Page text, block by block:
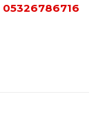
05326786716